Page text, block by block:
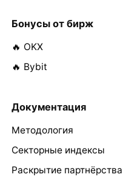
Бонусы от бирж
🔥 OKX
🔥 Bybit
Документация
Методология
Секторные индексы
Раскрытие партнёрства